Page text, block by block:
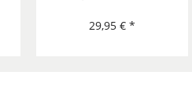
Edelstahl
29,95 € *